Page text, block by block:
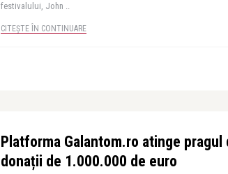
festivalului, John ..
CITEȘTE ÎN CONTINUARE
Platforma Galantom.ro atinge pragul
donații de 1.000.000 de euro